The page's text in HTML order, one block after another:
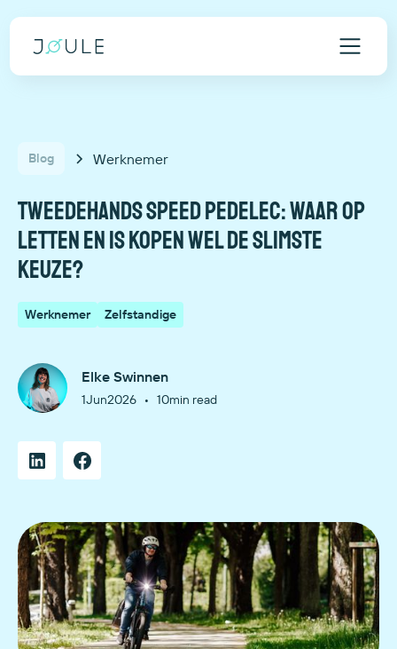
Blog Werknemer
Tweedehands speed pedelec: waar op
letten en is kopen wel de slimste
keuze?
Werknemer Zelfstandige
Elke Swinnen
1Jun2026 • 10min read